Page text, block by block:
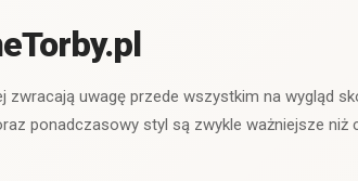
uwagę przede wszystkim na wygląd
ponadczasowy styl są zwykle ważniejsze niż